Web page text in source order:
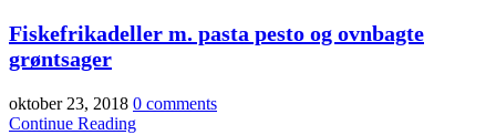
Fiskefrikadeller m. pasta pesto og ovnbagte
grøntsager
oktober 23, 2018 0 comments
Continue Reading